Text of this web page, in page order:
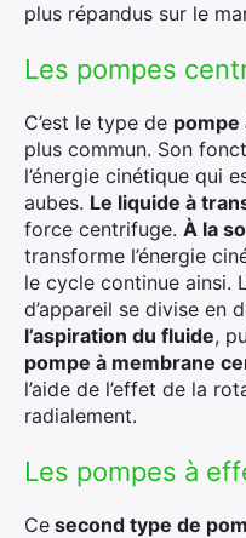
plus répandus sur le
Les pompes
C’est le type de pompe
plus commun. Son
l’énergie cinétique qui
aubes. Le liquide à
force centrifuge. À la
transforme l’énergie
le cycle continue ainsi.
d’appareil se divise en
l’aspiration du fluide,
pompe à membrane
l’aide de l’effet de la
radialement.
Les pompes à
Ce second type de